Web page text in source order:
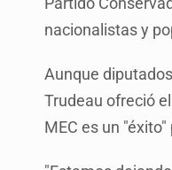
nacionalistas y
Aunque
Trudeau ofreció
MEC es un